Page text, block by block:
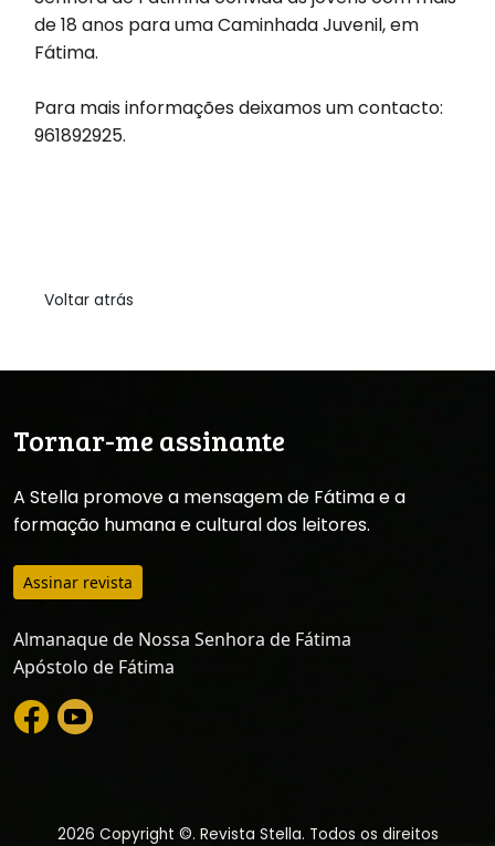
de 18 anos para uma Caminhada Juvenil, em
Fátima.
Para mais informações deixamos um contacto:
961892925.
Voltar atrás
Tornar-me assinante
A Stella promove a mensagem de Fátima e a
formação humana e cultural dos leitores.
Assinar revista
Almanaque de Nossa Senhora de Fátima
Apóstolo de Fátima
2026 Copyright ©. Revista Stella. Todos os direitos